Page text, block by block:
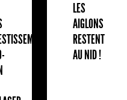
LES
AIGLONS
RESTENT
AU NID !